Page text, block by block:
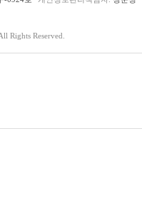
Rights Reserved.